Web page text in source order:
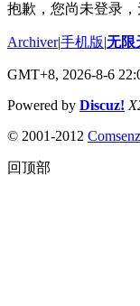
抱歉，您尚未登录
Archiver|手机版|无限
GMT+8, 2026-8-6
Powered by Discuz!
© 2001-2012
回顶部